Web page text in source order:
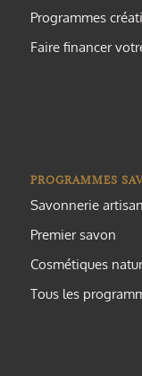
Programmes
Faire financer
PROGRAMMES
Savonnerie
Premier savon
Cosmétiques
Tous les